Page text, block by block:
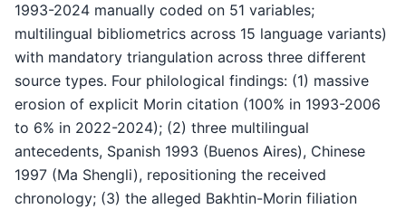
1993-2024 manually coded on 51 variables;
multilingual bibliometrics across 15 language variants)
with mandatory triangulation across three different
source types. Four philological findings: (1) massive
erosion of explicit Morin citation (100% in 1993-2006
to 6% in 2022-2024); (2) three multilingual
antecedents, Spanish 1993 (Buenos Aires), Chinese
1997 (Ma Shengli), repositioning the received
chronology; (3) the alleged Bakhtin-Morin filiation